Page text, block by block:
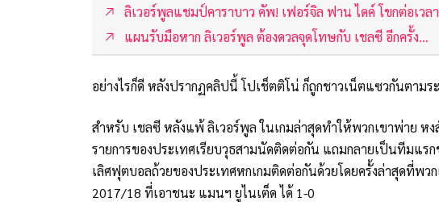
ลิเวอร์พูลแชมป์คาราบาว คัพ! เฟอร์จิล ฟาน ไดค์ โขกต่อเวล
แผนรับมือหาก ลิเวอร์พูล ต้องดวลจุดโทษกับ เชลซี อีกครั้ง...
อย่างไรก็ดี หลังปรากฏคลิปนี้ โปเช็ตติโน่ ก็ถูกชาวเน็ตแซวกันตาม
สำหรับ เชลซี หลังแพ้ ลิเวอร์พูล ในเกมล่าสุดทำให้พวกเขาพ่าย ห
รายการของประเทศเรียบวุธสามนัดติดต่อกัน แถมกลายเป็นทีมแร
เลิศฟุตบอลถ้วยของประเทศหกเกมติดต่อกันด้วยโดยครั้งล่าสุดที่พว
2017/18 ที่เอาชนะ แมนฯ ยูไนเต็ด ได้ 1-0